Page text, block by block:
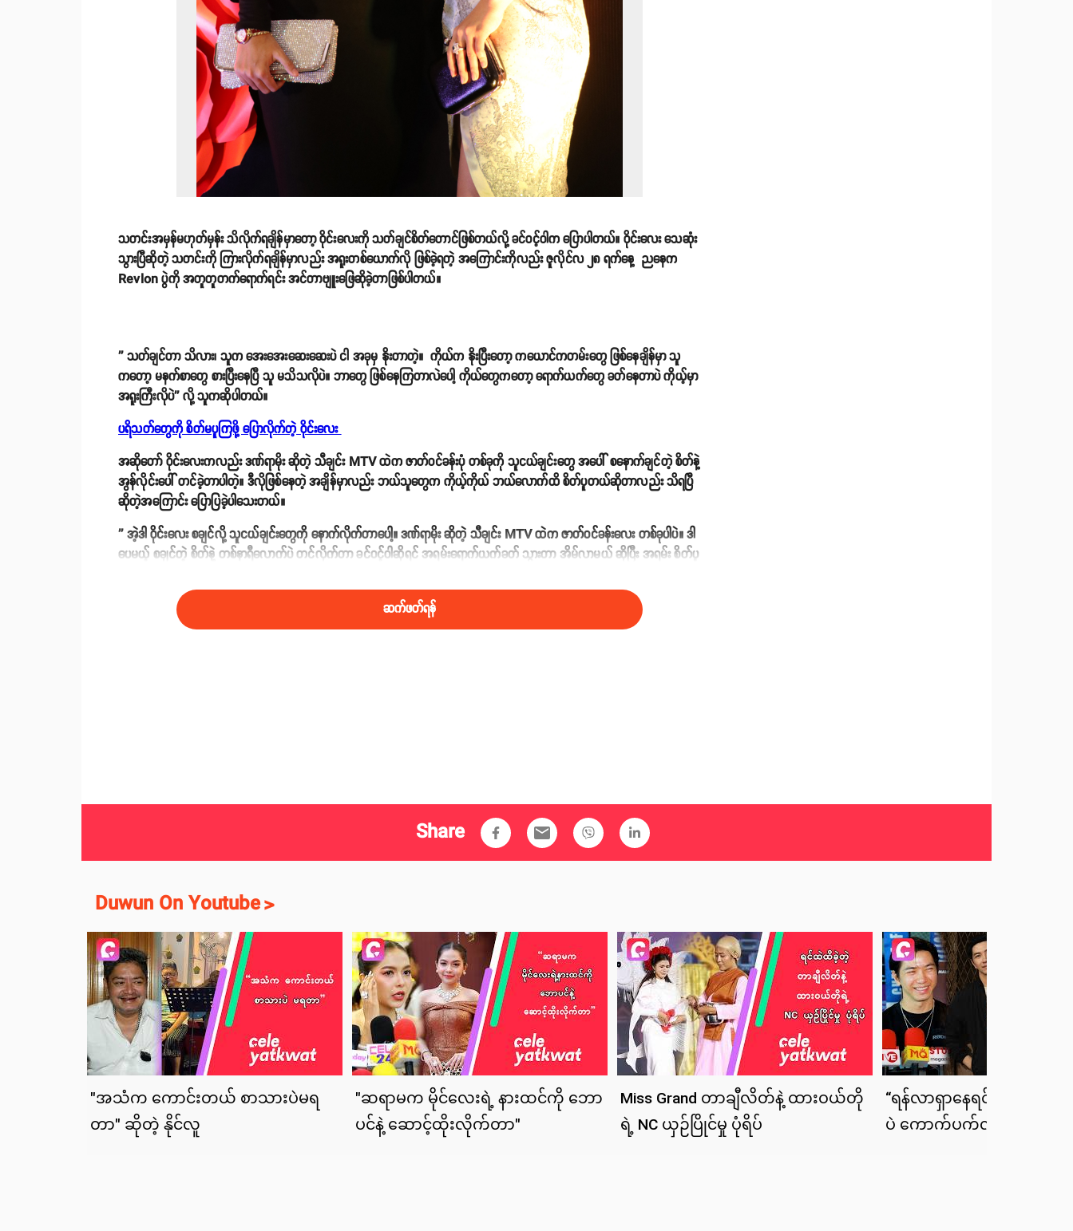
သတင်းအမှန်မဟုတ်မှန်း သိလိုက်ရချိန်မှာတော့ ဝိုင်းလေးကို သတ်ချင်စိတ်တောင်ဖြစ်တယ်လို့ ခင်ဝင့်ဝါက ပြောပါတယ်။ ဝိုင်းလေး သေဆုံး
သွားပြီဆိုတဲ့ သတင်းကို ကြားလိုက်ရချိန်မှာလည်း အရူးတစ်ယောက်လို ဖြစ်ခဲ့ရတဲ့ အကြောင်းကိုလည်း ဇူလိုင်လ ၂၈ ရက်နေ့ ညနေက
Revlon ပွဲကို အတူတူတက်ရောက်ရင်း အင်တာဗျူးဖြေဆိုခဲ့တာဖြစ်ပါတယ်။
'' သတ်ချင်တာ သိလား၊ သူက အေးအေးဆေးဆေးပဲ ငါ အခုမှ နိုးတာတဲ့။ ကိုယ်က နိုးပြီးတော့ ကယောင်ကတမ်းတွေ ဖြစ်နေချိန်မှာ သူ
ကတော့ မနက်စာတွေ စားပြီးနေပြီ သူ မသိသလိုပဲ။ ဘာတွေ ဖြစ်နေကြတာလဲပေါ့ ကိုယ်တွေကတော့ ရောက်ယက်တွေ ခတ်နေတာပဲ ကိုယ့်မှာ
အရူးကြီးလိုပဲ'' လို့ သူကဆိုပါတယ်။
ပရိသတ်တွေကို စိတ်မပူကြဖို့ ပြောလိုက်တဲ့ ဝိုင်းလေး
အဆိုတော် ဝိုင်းလေးကလည်း ဒဏ်ရာမိုး ဆိုတဲ့ သီချင်း MTV ထဲက ဇာတ်ဝင်ခန်းပုံ တစ်ခုကို သူငယ်ချင်းတွေ အပေါ် စနောက်ချင်တဲ့ စိတ်နဲ့
အွန်လိုင်းပေါ် တင်ခဲ့တာပါတဲ့။ ဒီလိုဖြစ်နေတဲ့ အချိန်မှာလည်း ဘယ်သူတွေက ကိုယ့်ကိုယ် ဘယ်လောက်ထိ စိတ်ပူတယ်ဆိုတာလည်း သိရပြီ
ဆိုတဲ့အကြောင်း ပြောပြခဲ့ပါသေးတယ်။
'' အဲ့ဒါ ဝိုင်းလေး စချင်လို့ သူငယ်ချင်းတွေကို နောက်လိုက်တာပေါ့။ ဒဏ်ရာမိုး ဆိုတဲ့ သီချင်း MTV ထဲက ဇာတ်ဝင်ခန်းလေး တစ်ခုပါပဲ။ ဒါ
ပေမယ့် စချင်တဲ့ စိတ်နဲ့ တစ်နာရီလောက်ပဲ တင်လိုက်တာ ခင်ဝင့်ဝါဆိုရင် အရမ်းရောက်ယက်ခတ် သွားတာ အိမ်လာမယ် ဆိုပြီး အရမ်း စိတ်ပူ
ဆက်ဖတ်ရန်
Share email
Duwun On Youtube>